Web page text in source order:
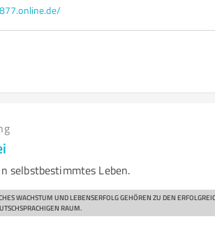
selbstbestimmtes Leben.
WACHSTUM UND LEBENSERFOLG GEHÖREN ZU DEN
RAUM.